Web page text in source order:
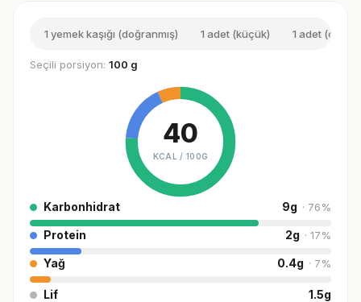
1 yemek kaşığı (doğranmış) 1 adet (küçük) 1 adet (orta)
Seçili porsiyon: 100 g
40
KCAL / 100G
Karbonhidrat 9g · 76%
Protein 2g · 17%
Yağ 0.4g · 7%
Lif 1.5g